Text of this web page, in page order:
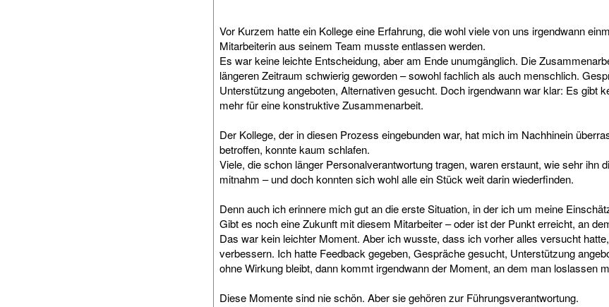
Vor Kurzem hatte ein Kollege eine Erfahrung, die wohl viele von uns irgendwann
Mitarbeiterin aus seinem Team musste entlassen werden.
Es war keine leichte Entscheidung, aber am Ende unumgänglich. Die
längeren Zeitraum schwierig geworden – sowohl fachlich als auch menschlich.
Unterstützung angeboten, Alternativen gesucht. Doch irgendwann war klar: Es gibt
mehr für eine konstruktive Zusammenarbeit.
Der Kollege, der in diesen Prozess eingebunden war, hat mich im Nachhinein
betroffen, konnte kaum schlafen.
Viele, die schon länger Personalverantwortung tragen, waren erstaunt, wie sehr ihn
mitnahm – und doch konnten sich wohl alle ein Stück weit darin wiederfinden.
Denn auch ich erinnere mich gut an die erste Situation, in der ich um meine
Gibt es noch eine Zukunft mit diesem Mitarbeiter – oder ist der Punkt erreicht, an
Das war kein leichter Moment. Aber ich wusste, dass ich vorher alles versucht
verbessern. Ich hatte Feedback gegeben, Gespräche gesucht, Unterstützung
ohne Wirkung bleibt, dann kommt irgendwann der Moment, an dem man loslassen
Diese Momente sind nie schön. Aber sie gehören zur Führungsverantwortung.